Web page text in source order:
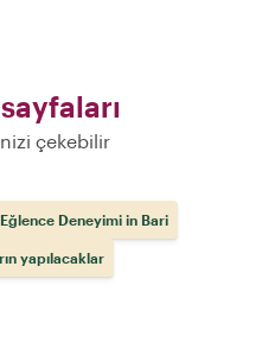
sayfaları
çekebilir
Deneyimi in Bari
yapılacaklar